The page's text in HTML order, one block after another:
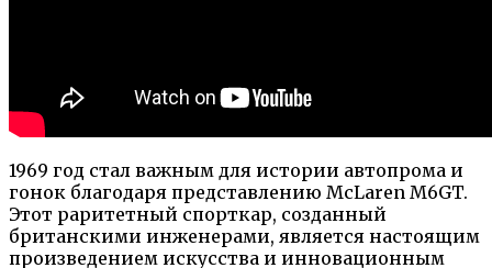
1969 год стал важным для истории автопрома и
гонок благодаря представлению McLaren M6GT.
Этот раритетный спорткар, созданный
британскими инженерами, является настоящим
произведением искусства и инновационным